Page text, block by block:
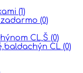
(1)
(0)
CL,Š (0)
CL (0)